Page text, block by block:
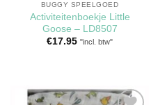
BUGGY SPEELGOED
Activiteitenboekje Little
Goose – LD8507
€17.95 "incl. btw"